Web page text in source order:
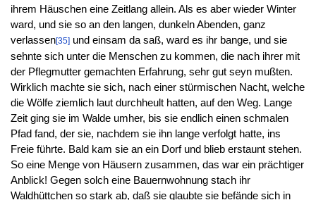
ihrem Häuschen eine Zeitlang allein. Als es aber wieder Winter
ward, und sie so an den langen, dunkeln Abenden, ganz
verlassen[35]und einsam da saß, ward es ihr bange, und sie
sehnte sich unter die Menschen zu kommen, die nach ihrer mit
der Pflegmutter gemachten Erfahrung, sehr gut seyn mußten.
Wirklich machte sie sich, nach einer stürmischen Nacht, welche
die Wölfe ziemlich laut durchheult hatten, auf den Weg. Lange
Zeit ging sie im Walde umher, bis sie endlich einen schmalen
Pfad fand, der sie, nachdem sie ihn lange verfolgt hatte, ins
Freie führte. Bald kam sie an ein Dorf und blieb erstaunt stehen.
So eine Menge von Häusern zusammen, das war ein prächtiger
Anblick! Gegen solch eine Bauernwohnung stach ihr
Waldhüttchen so stark ab, daß sie glaubte sie befände sich in